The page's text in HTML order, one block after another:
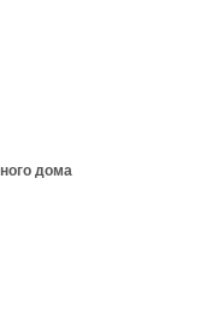
дома